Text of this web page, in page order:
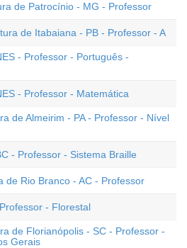
de Patrocínio - MG - Professor
de Itabaiana - PB - Professor - A
- Professor - Português -
- Professor - Matemática
de Almeirim - PA - Professor - Nível
- Professor - Sistema Braille
de Rio Branco - AC - Professor
- Florestal
de Florianópolis - SC - Professor -
Gerais